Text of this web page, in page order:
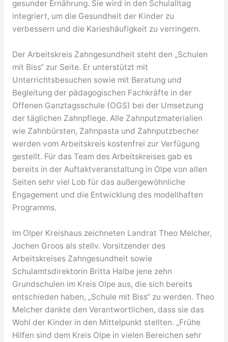
gesunder Ernährung. Sie wird in den Schulalltag
integriert, um die Gesundheit der Kinder zu
verbessern und die Karieshäufigkeit zu verringern.
Der Arbeitskreis Zahngesundheit steht den „Schulen
mit Biss“ zur Seite. Er unterstützt mit
Unterrichtsbesuchen sowie mit Beratung und
Begleitung der pädagogischen Fachkräfte in der
Offenen Ganztagsschule (OGS) bei der Umsetzung
der täglichen Zahnpflege. Alle Zahnputzmaterialien
wie Zahnbürsten, Zahnpasta und Zahnputzbecher
werden vom Arbeitskreis kostenfrei zur Verfügung
gestellt. Für das Team des Arbeitskreises gab es
bereits in der Auftaktveranstaltung in Olpe von allen
Seiten sehr viel Lob für das außergewöhnliche
Engagement und die Entwicklung des modellhaften
Programms.
Im Olper Kreishaus zeichneten Landrat Theo Melcher,
Jochen Groos als stellv. Vorsitzender des
Arbeitskreises Zahngesundheit sowie
Schulamtsdirektorin Britta Halbe jene zehn
Grundschulen im Kreis Olpe aus, die sich bereits
entschieden haben, „Schule mit Biss“ zu werden. Theo
Melcher dankte den Verantwortlichen, dass sie das
Wohl der Kinder in den Mittelpunkt stellten. „Frühe
Hilfen sind dem Kreis Olpe in vielen Bereichen sehr